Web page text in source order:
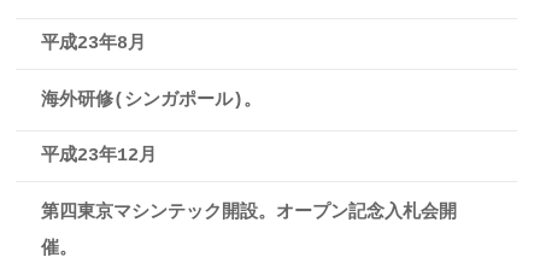
平成23年8月
海外研修(シンガポール)。
平成23年12月
第四東京マシンテック開設。オープン記念入札会開
催。